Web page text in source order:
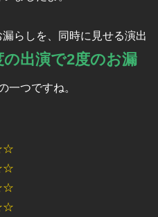
らしを、同時に見せる演出
の出演で2度のお漏
一つですね。